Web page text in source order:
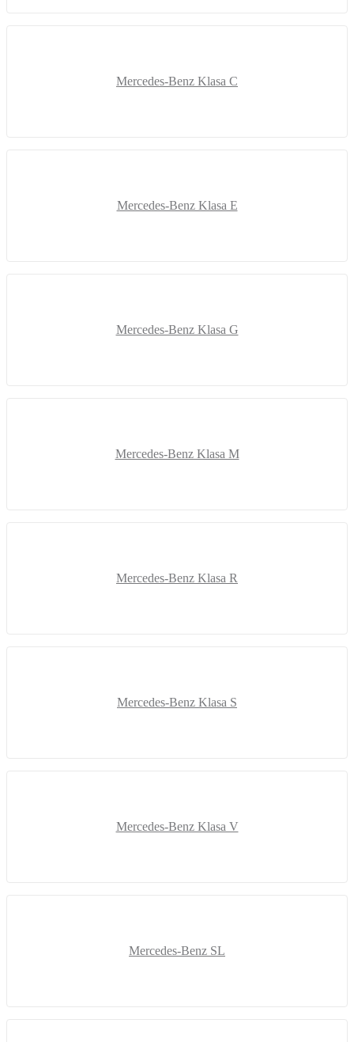
Mercedes-Benz Klasa C
Mercedes-Benz Klasa E
Mercedes-Benz Klasa G
Mercedes-Benz Klasa M
Mercedes-Benz Klasa R
Mercedes-Benz Klasa S
Mercedes-Benz Klasa V
Mercedes-Benz SL